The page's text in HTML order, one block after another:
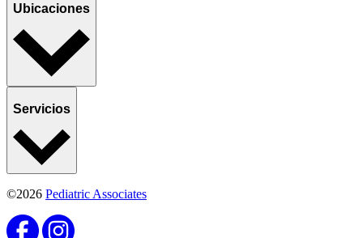
Ubicaciones
Servicios
©2026 Pediatric Associates